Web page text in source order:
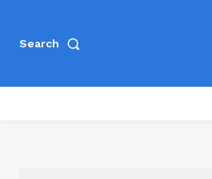
Search